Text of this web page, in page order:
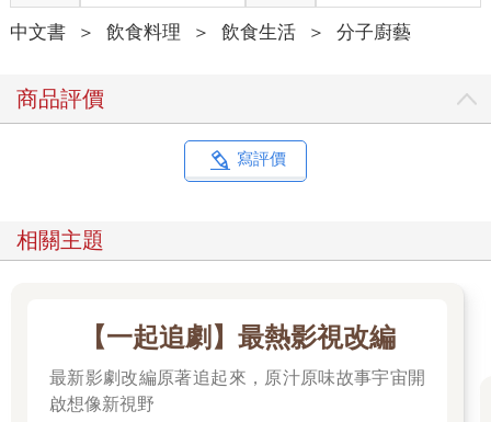
種營養素的比例還是差異極大。通常生長快速的動物，其乳汁中
會含有高蛋白、高礦物質。牛犢成長到50 天時體重就會加倍，而
人乳的2 倍。在所有主要營養素中，反芻動物的乳嚴重缺乏的，
就只有鐵質和維生素C。由於瘤胃細菌會把青草和穀類裡的不飽
汁含很高的飽和脂肪，僅次於椰子油。飽和脂肪的確會增加血膽
固醇的含量，而較高的血膽固醇又會增加罹患心臟疾病的風險，
冊）。
下方圖表同時列出各類常見或少見乳品所含的營養素。我們可從
有生命的液體
牛乳的乳白色外觀掩蓋了本身極度複雜的特性和生命力，之所以
中文書 ＞ 飲食料理 ＞ 飲食生活 ＞ 分子廚藝
商品評價
寫評價
相關主題
【一起追劇】最熱影視改編
最新影劇改編原著追起來，原汁原味故事宇宙開
啟想像新視野